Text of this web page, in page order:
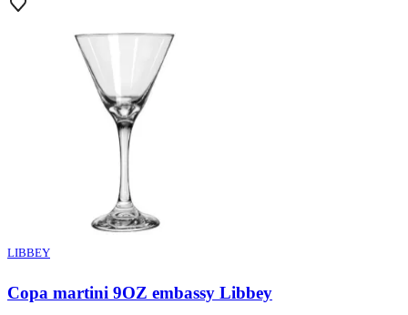
LIBBEY
Copa martini 9OZ embassy Libbey